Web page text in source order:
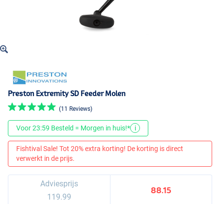
Preston Extremity SD Feeder Molen
(11 Reviews)
Voor 23:59 Besteld = Morgen in huis!* i
Fishtival Sale! Tot 20% extra korting! De korting is direct
verwerkt in de prijs.
Adviesprijs
119.99
88.15